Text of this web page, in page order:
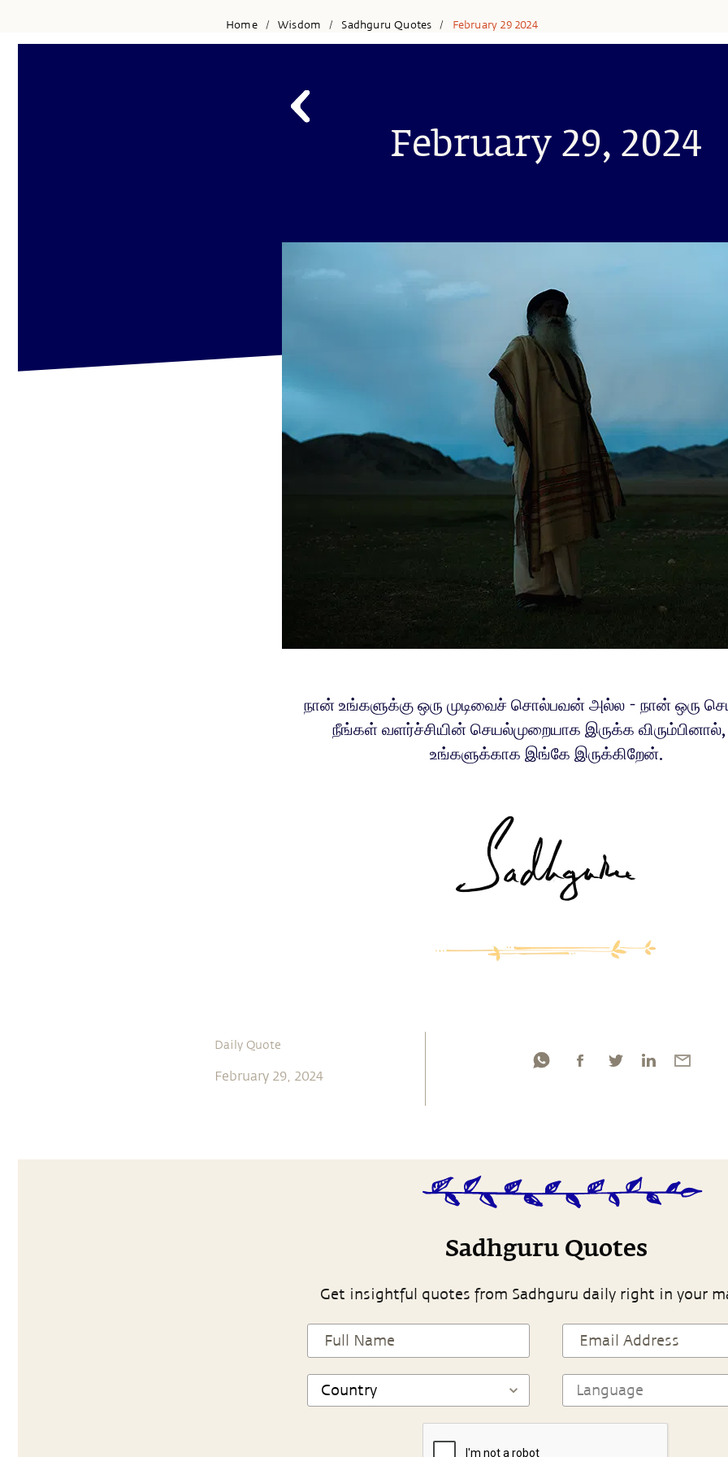
Home / Wisdom / Sadhguru Quotes / February 29 2024
February 29, 2024
நான் உங்களுக்கு ஒரு முடிவைச் சொல்பவன் அல்ல - நான் ஒரு
நீங்கள் வளர்ச்சியின் செயல்முறையாக இருக்க
உங்களுக்காக இங்கே இருக்கிறேன்.
Daily Quote
February 29, 2024
Sadhguru Quotes
Get insightful quotes from Sadhguru daily right in your